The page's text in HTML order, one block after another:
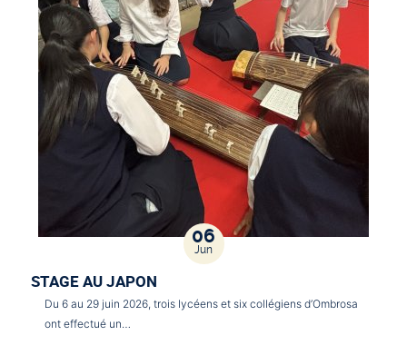
06
Jun
STAGE AU JAPON
Du 6 au 29 juin 2026, trois lycéens et six collégiens d’Ombrosa
ont effectué un…